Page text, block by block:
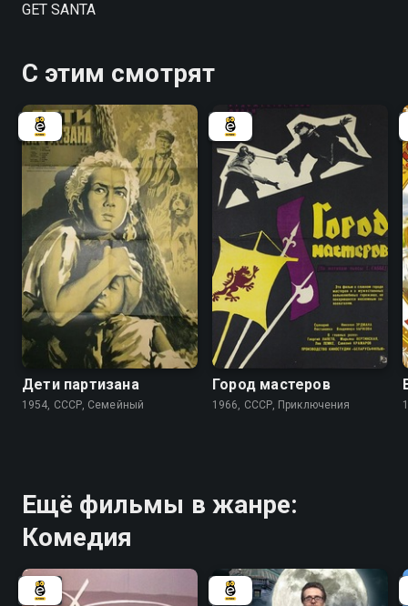
GET SANTA
С этим смотрят
6.4
Дети партизана
1954, СССР, Семейный
7.8
Город мастеров
1966, СССР, Приключения
Ещё фильмы в жанре:
Комедия